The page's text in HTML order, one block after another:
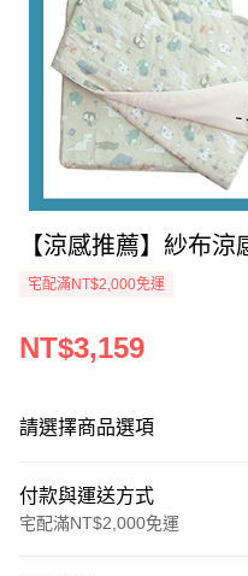
【涼感推薦】紗布
宅配滿NT$2,000免運
NT$3,159
請選擇商品選項
付款與運送方式
宅配滿NT$2,000免運